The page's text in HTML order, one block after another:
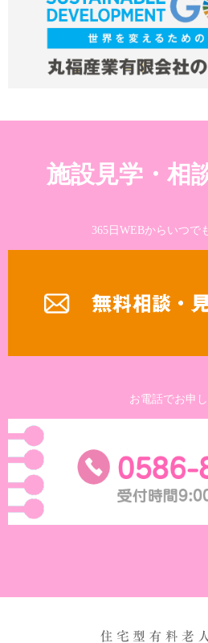
施設見学・相
365日WEBからいつで
お電話でお申